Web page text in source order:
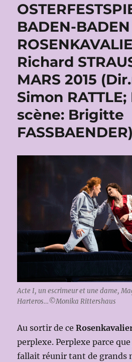
BADEN-BADEN
Richard
MARS 2015
Simon RATTLE;
scène: Brigitte
FASSBAENDER)
Acte I, un escrimeur et une dame,
Harteros…©Monika Rittershaus
Au sortir de ce
perplexe. Perplexe parce
fallait réunir tant de grands